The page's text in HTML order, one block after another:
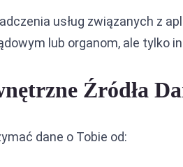
usług związanych z
lub organom, ale tylko
Źródła
dane o Tobie od: